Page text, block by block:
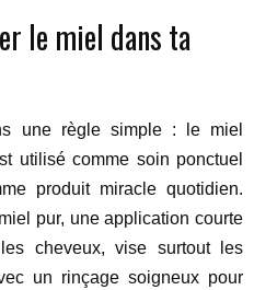
le miel dans ta
une règle simple : le miel
utilisé comme soin ponctuel
produit miracle quotidien.
pur, une application courte
cheveux, vise surtout les
un rinçage soigneux pour